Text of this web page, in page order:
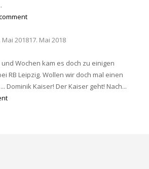
Mai 201817. Mai 2018
Wochen kam es doch zu einigen
RB Leipzig. Wollen wir doch mal einen
Dominik Kaiser! Der Kaiser geht! Nach...